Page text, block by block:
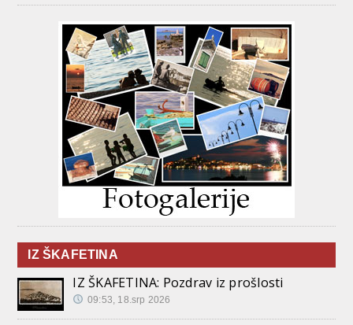
IZ ŠKAFETINA
IZ ŠKAFETINA: Pozdrav iz prošlosti
09:53, 18.srp 2026